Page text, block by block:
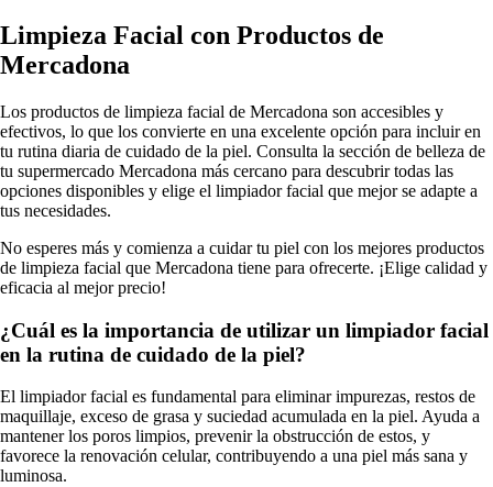
Limpieza Facial con Productos de
Mercadona
Los productos de limpieza facial de Mercadona son accesibles y
efectivos, lo que los convierte en una excelente opción para incluir en
tu rutina diaria de cuidado de la piel. Consulta la sección de belleza de
tu supermercado Mercadona más cercano para descubrir todas las
opciones disponibles y elige el limpiador facial que mejor se adapte a
tus necesidades.
No esperes más y comienza a cuidar tu piel con los mejores productos
de limpieza facial que Mercadona tiene para ofrecerte. ¡Elige calidad y
eficacia al mejor precio!
¿Cuál es la importancia de utilizar un limpiador facial
en la rutina de cuidado de la piel?
El limpiador facial es fundamental para eliminar impurezas, restos de
maquillaje, exceso de grasa y suciedad acumulada en la piel. Ayuda a
mantener los poros limpios, prevenir la obstrucción de estos, y
favorece la renovación celular, contribuyendo a una piel más sana y
luminosa.